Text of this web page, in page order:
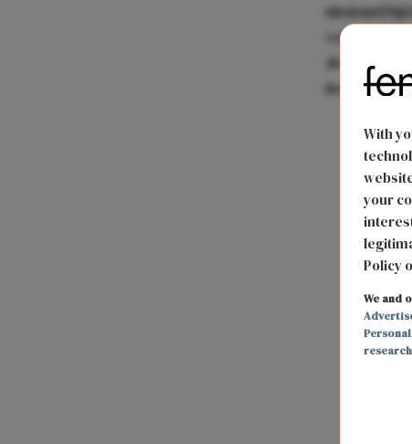
With
your
Policy
We and
niemand bij
voelt.
de beste
houden,